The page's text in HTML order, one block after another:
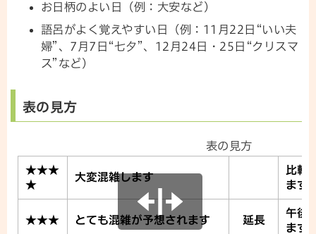
お日柄のよい日（例：大安など）
語呂がよく覚えやすい日（例：11月22日“いい夫
婦”、7月7日“七夕”、12月24日・25日“クリスマ
ス”など）
表の見方
表の見方
★★★
★
大変混雑します
比較
ます
★★★ とても混雑が予想されます 延長
午後
ます